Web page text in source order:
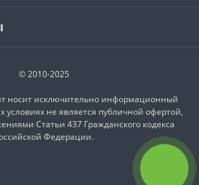
© 2010-2025
носит исключительно информационный
условиях не является публичной офертой,
Статьи 437 Гражданского кодекса
Федерации.